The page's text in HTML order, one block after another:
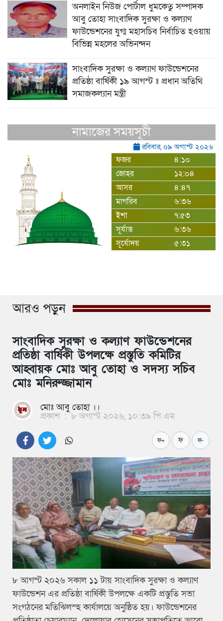
অনলাইন নিউজ পোর্টাল ধুমকেতু সম্পাদক
আবু তোহা সাংবাদিক সুরক্ষা ও কল্যাণ
ফাউন্ডেশনের যুগ্ম মহাসচিব নির্বাচিত হওয়ায়
বিভিন্ন মহলের অভিনন্দন
সাংবাদিক সুরক্ষা ও কল্যাণ ফাউন্ডেশনের
প্রতিষ্ঠা বার্ষিকী ১৯ আগস্ট ঃ প্রধান অতিথি
সমাজকল্যান মন্ত্রী
নামাজের সময়সূচী
রবিবার, ০৯ অগাস্ট ২০২৬
ফজর
৪:১০
জোহর
১২:০৪
আসর
৪:৪৭
মাগরিব
৬:৩৬
ইশা
৭:৫৩
সূর্যাস্ত
৬:৩৬
সূর্যোদয়
৫:৩১
আরও পড়ুন
সাংবাদিক সুরক্ষা ও কল্যাণ ফাউন্ডেশনের
প্রতিষ্ঠা বার্ষিকী উপলক্ষে প্রস্তুতি কমিটির
আহ্বায়ক মোঃ আবু তোহা ও সদস্য সচিব
মোঃ মনিরুজ্জামান
মোঃ আবু তোহা ।।
প্রকাশ : ৮ অগাস্ট ২০২৬, ১০:৩৯ পি এম
ফ+ ফ ফ-
৮ আগস্ট ২০২৬ সকাল ১১ টায় সাংবাদিক সুরক্ষা ও কল্যাণ
ফাউন্ডেশন এর প্রতিষ্ঠা বার্ষিকী উপলক্ষে একটি প্রস্তুতি সভা
সংগঠনের মতিঝিলস্হ কার্যালয়ে অনুষ্ঠিত হয়। ফাউন্ডেশনের